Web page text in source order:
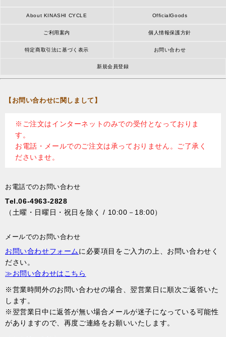
About KINASHI CYCLE OfficialGoods
ご利用案内 個人情報保護方針
特定商取引法に基づく表示 お問い合わせ
新規会員登録
【お問い合わせに関しまして】
※ご注文はインターネットのみでの受付となっておりま
す。
お電話・メールでのご注文は承っておりません。ご了承く
ださいませ。
お電話でのお問い合わせ
Tel.06-4963-2828
（土曜・日曜日・祝日を除く / 10:00－18:00）
メールでのお問い合わせ
お問い合わせフォームに必要項目をご入力の上、お問い合わせく
ださい。
≫お問い合わせはこちら
※営業時間外のお問い合わせの場合、翌営業日に順次ご返答いた
します。
※翌営業日中に返答が無い場合メールが迷子になっている可能性
がありますので、再度ご連絡をお願いいたします。